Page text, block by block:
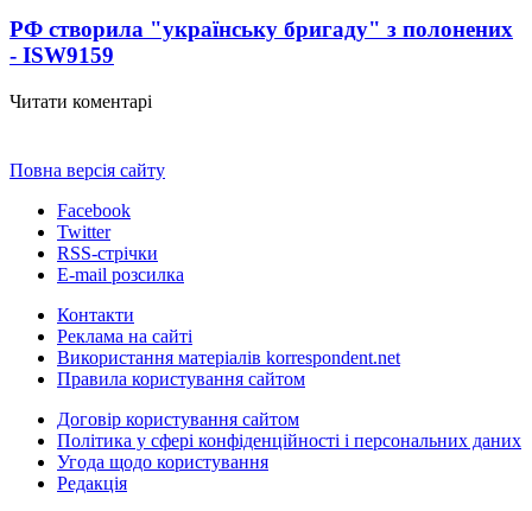
РФ створила "українську бригаду" з полонених
- ISW9159
Читати коментарі
Повна версія сайту
Facebook
Twitter
RSS-стрічки
E-mail розсилка
Контакти
Реклама на сайті
Використання матеріалів korrespondent.net
Правила користування сайтом
Договір користування сайтом
Політика у сфері конфіденційності і персональних даних
Угода щодо користування
Редакція